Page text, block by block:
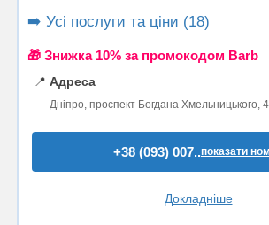
➡️ Усі послуги та ціни (18)
🎁 Знижка 10% за промокодом Barb
📍 Адреса
Дніпро, проспект Богдана Хмельницького,
+38 (093) 007..показати
Докладніше